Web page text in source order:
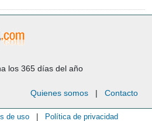
los 365 días del año
Quienes somos | Contacto
de uso Política de privacidad